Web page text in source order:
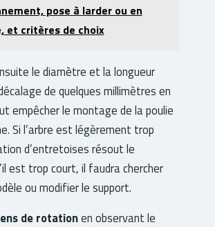
pose à larder ou en
et critères de choix
le diamètre et la longueur
de quelques millimètres en
empêcher le montage de la poulie
Si l’arbre est légèrement trop
d’entretoises résout le
est trop court, il faudra chercher
ou modifier le support.
de rotationen observant le